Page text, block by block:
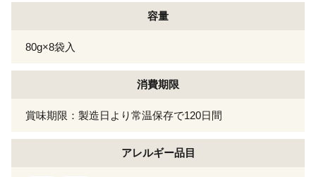
容量
80g×8袋入
消費期限
賞味期限：製造日より常温保存で120日間
アレルギー品目